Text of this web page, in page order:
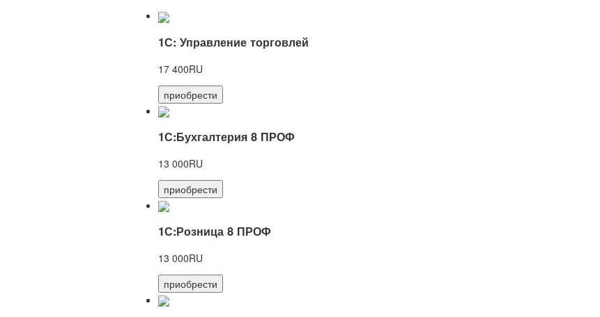
1С: Управление торговлей
17 400RU
приобрести
1С:Бухгалтерия 8 ПРОФ
13 000RU
приобрести
1С:Розница 8 ПРОФ
13 000RU
приобрести